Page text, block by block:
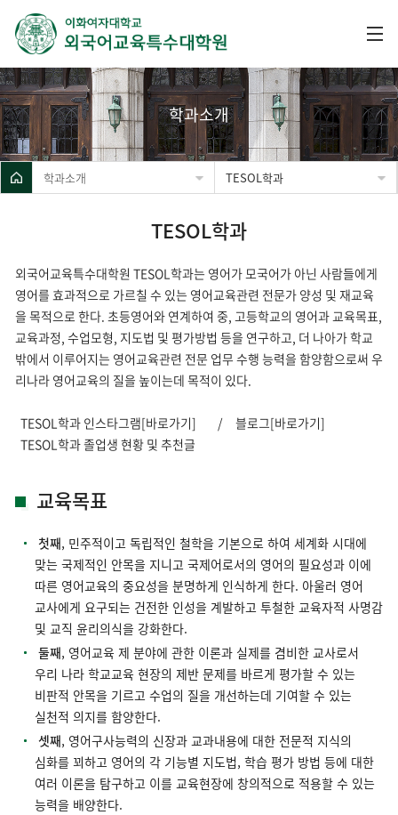
학과소개
학과소개 TESOL학과
TESOL학과
외국어교육특수대학원 TESOL학과는 영어가 모국어가 아닌 사람들에게
영어를 효과적으로 가르칠 수 있는 영어교육관련 전문가 양성 및 재교육
을 목적으로 한다. 초등영어와 연계하여 중, 고등학교의 영어과 교육목표,
교육과정, 수업모형, 지도법 및 평가방법 등을 연구하고, 더 나아가 학교
밖에서 이루어지는 영어교육관련 전문 업무 수행 능력을 함양함으로써 우
리나라 영어교육의 질을 높이는데 목적이 있다.
TESOL학과 인스타그램[바로가기] /
블로그[바로가기]
TESOL학과 졸업생 현황 및 추천글
교육목표
첫째, 민주적이고 독립적인 철학을 기본으로 하여 세계화 시대에
맞는 국제적인 안목을 지니고 국제어로서의 영어의 필요성과 이에
따른 영어교육의 중요성을 분명하게 인식하게 한다. 아울러 영어
교사에게 요구되는 건전한 인성을 계발하고 투철한 교육자적 사명감
및 교직 윤리의식을 강화한다.
둘째, 영어교육 제 분야에 관한 이론과 실제를 겸비한 교사로서
우리 나라 학교교육 현장의 제반 문제를 바르게 평가할 수 있는
비판적 안목을 기르고 수업의 질을 개선하는데 기여할 수 있는
실천적 의지를 함양한다.
셋째, 영어구사능력의 신장과 교과내용에 대한 전문적 지식의
심화를 꾀하고 영어의 각 기능별 지도법, 학습 평가 방법 등에 대한
여러 이론을 탐구하고 이를 교육현장에 창의적으로 적용할 수 있는
능력을 배양한다.